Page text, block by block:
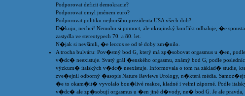
Podporovat deficit demokracie?
Podporovat omyl jménem euro?
Podporovat politiku nejhoršího prezidenta USA všech dob?
D�kuju, nechci! Nemohu si pomoct, ale ukrajinský konflikt odhaluje, �e
zastydla ve stereotypech 70. a 80. let.
N�jak si nevšimli, �e leccos se od té doby zm�nilo.
A trocha bulváru: Pov�stný bod G, který má zp�sobovat orgasmus u �en, podle
v�dc� neexistuje. Svatý grál �enského orgasmu, známý bod G, podle
výzkum� italských v�dc� neexistuje. Informovala o tom na základ� studie,
zve�ejnil odborný �asopis Nature Reviews Urology, n�která média.
�e to okam�it� vyvolalo bou�livé reakce, kladné i velmi záporné. Podle
v�dc� ale zp�sobují orgasmus u �en jiné d�vody, ne� bod G. Je ale